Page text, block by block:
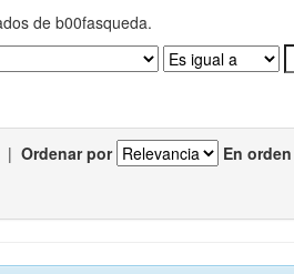
de b00fasqueda.
| Ordenar por En orden